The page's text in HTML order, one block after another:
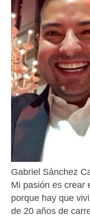
Gabriel Sánchez
Mi pasión es crear
porque hay que
de 20 años de